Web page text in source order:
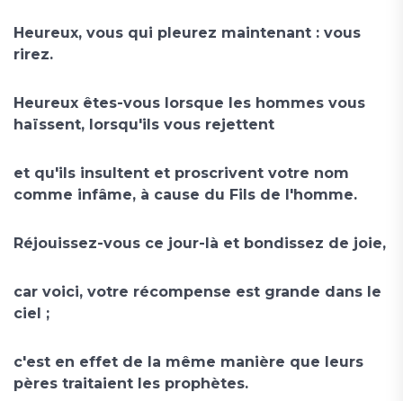
Heureux, vous qui pleurez maintenant : vous
rirez.
Heureux êtes-vous lorsque les hommes vous
haïssent, lorsqu'ils vous rejettent
et qu'ils insultent et proscrivent votre nom
comme infâme, à cause du Fils de l'homme.
Réjouissez-vous ce jour-là et bondissez de joie,
car voici, votre récompense est grande dans le
ciel ;
c'est en effet de la même manière que leurs
pères traitaient les prophètes.